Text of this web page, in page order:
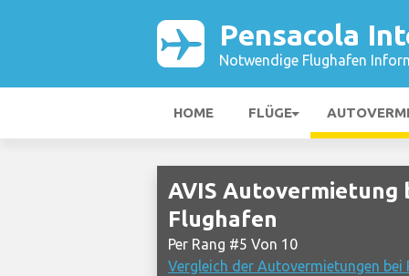
Pensacola
Notwendige Flughafen
HOME FLÜGE
AVIS Autovermietung
Flughafen
Per Rang #5 Von 10
Vergleich der Autovermietungen